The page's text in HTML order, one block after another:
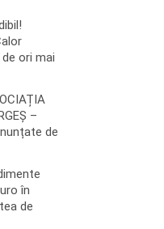
ori mai
–
de
în
de